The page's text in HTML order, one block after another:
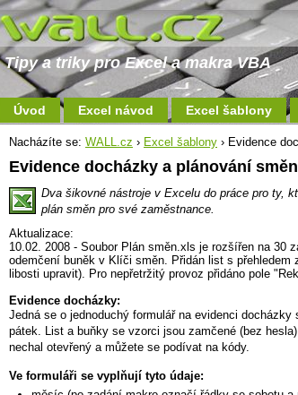
Tipy a triky pro Excel a makra VBA
Úvod Excel návod Excel šablony
Nacházíte se: WALL.cz › Excel šablony › Evidence
Evidence docházky a plánování směn
Dva šikovné nástroje v Excelu do práce pro ty,
plán směn pro své zaměstnance.
Aktualizace:
10.02. 2008 - Soubor Plán směn.xls je rozšířen na 30
odemčení buněk v Klíči směn. Přidán list s
libosti upravit). Pro nepřetržitý provoz přidáno pole
Evidence docházky:
Jedná se o jednoduchý formulář na evidenci
pátek. List a buňky se vzorci jsou zamčené (bez
nechal otevřený a můžete se podívat na kódy.
Ve formuláři se vyplňují tyto údaje: